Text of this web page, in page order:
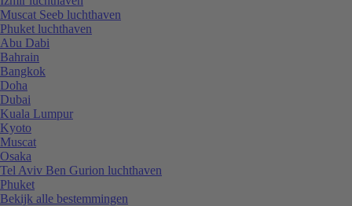
Muscat Seeb luchthaven
Phuket luchthaven
Abu Dabi
Bahrain
Bangkok
Doha
Dubai
Kuala Lumpur
Kyoto
Muscat
Osaka
Tel Aviv Ben Gurion luchthaven
Phuket
Bekijk alle bestemmingen